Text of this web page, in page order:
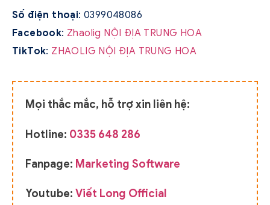
Số điện thoại: 0399048086
Facebook: Zhaolig NỘI ĐỊA TRUNG HOA
TikTok: ZHAOLIG NỘI ĐỊA TRUNG HOA
Mọi thắc mắc, hỗ trợ xin liên hệ:
Hotline: 0335 648 286
Fanpage: Marketing Software
Youtube: Viết Long Official